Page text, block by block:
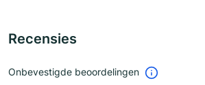
Recensies
Onbevestigde beoordelingen